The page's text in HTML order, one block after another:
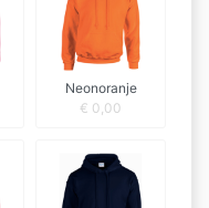
Neonoranje
€ 0,00